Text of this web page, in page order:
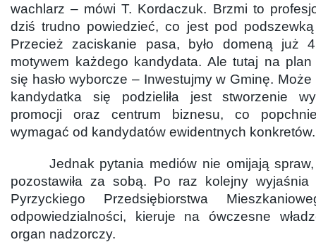
wachlarz – mówi T. Kordaczuk. Brzmi to
dziś trudno powiedzieć, co jest pod
Przecież zaciskanie pasa, było domeną już
motywem każdego kandydata. Ale tutaj na
się hasło wyborcze – Inwestujmy w Gminę. Może
kandydatka się podzieliła jest stworzenie
promocji oraz centrum biznesu, co
wymagać od kandydatów ewidentnych konkretów.
Jednak pytania mediów nie omijają spraw,
pozostawiła za sobą. Po raz kolejny wyjaśnia
Pyrzyckiego Przedsiębiorstwa
odpowiedzialności, kieruje na ówczesne
organ nadzorczy.